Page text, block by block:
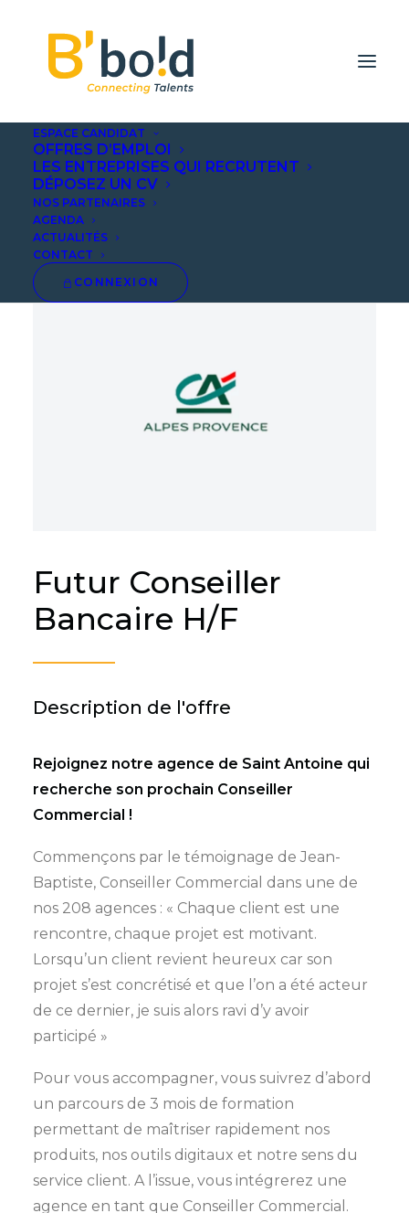
ESPACE CANDIDAT
OFFRES D’EMPLOI
LES ENTREPRISES QUI RECRUTENT
DÉPOSEZ UN CV
NOS PARTENAIRES
AGENDA
ACTUALITÉS
CONTACT
CONNEXION
Accueil Futur Conseiller Bancaire H/F
Futur Conseiller
Bancaire H/F
Description de l'offre
Rejoignez notre agence de Saint Antoine qui
recherche son prochain Conseiller
Commercial !
Commençons par le témoignage de Jean-
Baptiste, Conseiller Commercial dans une de
nos 208 agences : « Chaque client est une
rencontre, chaque projet est motivant.
Lorsqu’un client revient heureux car son
projet s’est concrétisé et que l’on a été acteur
de ce dernier, je suis alors ravi d’y avoir
participé »
Pour vous accompagner, vous suivrez d’abord
un parcours de 3 mois de formation
permettant de maîtriser rapidement nos
produits, nos outils digitaux et notre sens du
service client. A l’issue, vous intégrerez une
agence en tant que Conseiller Commercial.